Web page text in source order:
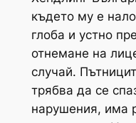
където му е
глоба и устно
отнемане на
случай.
трябва да се
нарушения, има